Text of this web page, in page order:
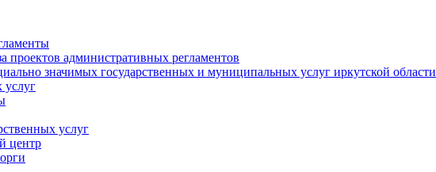
проектов административных регламентов
значимых государственных и муниципальных услуг иркутской области
услуг
услуг
центр